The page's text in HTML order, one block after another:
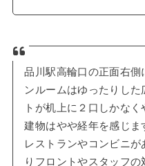
品川駅高輪口の正面右側
ンルームはゆったりし
トが机上に２口しかなく
建物はやや経年を感じま
レストランやコンビニ
りフロントやスタッフの